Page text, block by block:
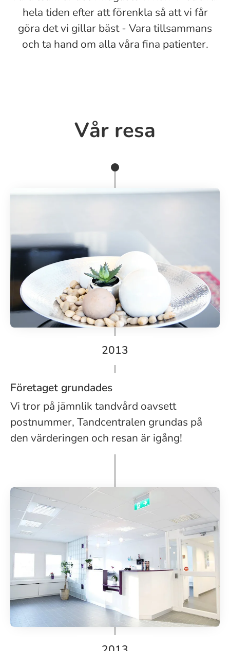
hela tiden efter att förenkla så att vi får
göra det vi gillar bäst - Vara tillsammans
och ta hand om alla våra fina patienter.
Vår resa
2013
Företaget grundades
Vi tror på jämnlik tandvård oavsett
postnummer, Tandcentralen grundas på
den värderingen och resan är igång!